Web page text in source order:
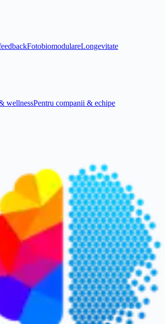
FotobiomodulareLongevitate
wellnessPentru companii & echipe